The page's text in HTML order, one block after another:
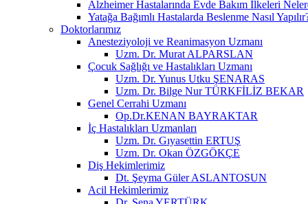
Alzheimer Hastalarında Evde Bakım İlkeleri
Yatağa Bağımlı Hastalarda Beslenme Nasıl
Doktorlarımız
Anesteziyoloji ve Reanimasyon Uzmanı
Uzm. Dr. Murat ALPARSLAN
Çocuk Sağlığı ve Hastalıkları Uzmanı
Uzm. Dr. Yunus Utku ŞENARAS
Uzm. Dr. Bilge Nur TÜRKFİLİZ BEKAR
Genel Cerrahi Uzmanı
Op.Dr.KENAN BAYRAKTAR
İç Hastalıkları Uzmanları
Uzm. Dr. Gıyasettin ERTUŞ
Uzm. Dr. Okan ÖZGÖKÇE
Diş Hekimlerimiz
Dt. Şeyma Güler ASLANTOSUN
Acil Hekimlerimiz